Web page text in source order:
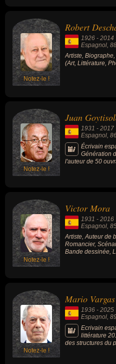
de la paix au profit
Notez-le !
Robert
1926 - 2014
Espagnol,
Artiste,
(Art, Littérature,
Notez-le !
Juan
1931 - 2017
Espagnol,
Écrivain
Génération
l'auteur de 50
avoir reçu le prix
haute
Notez-le !
Victor Mora
1931 - 2016
Espagnol,
Artiste, Auteur de
Romancier,
Bande dessinée,
Notez-le !
Mario
1936 - 2025
Espagnol ,
Ecrivain
littérature
des structures du
aiguisées de la